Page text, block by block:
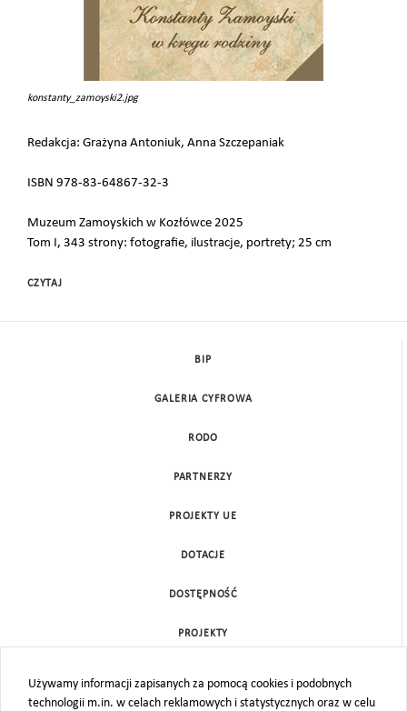
konstanty_zamoyski2.jpg
Redakcja: Grażyna Antoniuk, Anna Szczepaniak
ISBN 978-83-64867-32-3
Muzeum Zamoyskich w Kozłówce 2025
Tom I, 343 strony: fotografie, ilustracje, portrety; 25 cm
CZYTAJ
Używamy informacji zapisanych za pomocą cookies i podobnych
technologii m.in. w celach reklamowych i statystycznych oraz w celu
BIP
GALERIA CYFROWA
RODO
PARTNERZY
PROJEKTY UE
DOTACJE
DOSTĘPNOŚĆ
PROJEKTY